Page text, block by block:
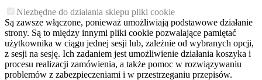
Niezbędne do działania sklepu pliki cookie
Są zawsze włączone, ponieważ umożliwiają podstawowe działanie
strony. Są to między innymi pliki cookie pozwalające pamiętać
użytkownika w ciągu jednej sesji lub, zależnie od wybranych opcji,
z sesji na sesję. Ich zadaniem jest umożliwienie działania koszyka i
procesu realizacji zamówienia, a także pomoc w rozwiązywaniu
problemów z zabezpieczeniami i w przestrzeganiu przepisów.